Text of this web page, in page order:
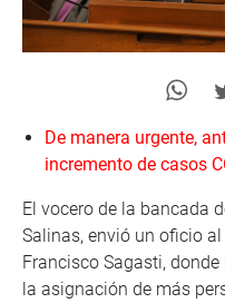
De manera urgente,
incremento de casos
El vocero de la bancada
Salinas, envió un oficio
Francisco Sagasti,
la asignación de más